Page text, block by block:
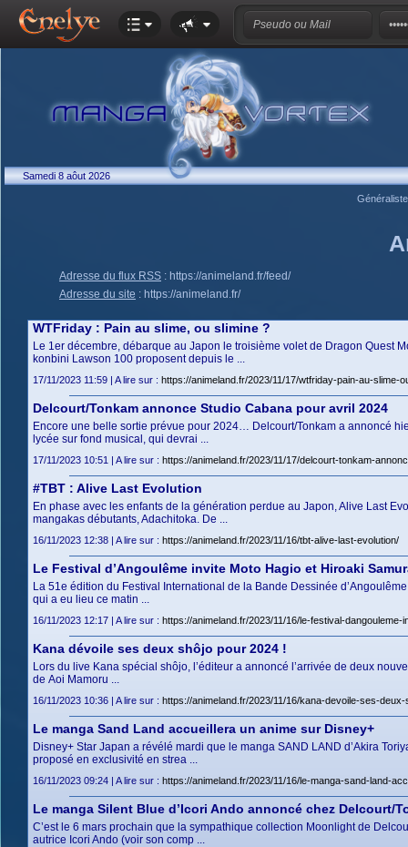
Samedi 8 aôut 2026
Adresse du flux RSS : https://animeland.fr/feed/
Adresse du site : https://animeland.fr/
WTFriday : Pain au slime, ou slimine ?
Le 1er décembre, débarque au Japon le troisième volet de Dragon Quest
konbini Lawson 100 proposent depuis le ...
17/11/2023 11:59 | A lire sur : https://animeland.fr/2023/11/17/wtfriday-pain-au-slime-
Delcourt/Tonkam annonce Studio Cabana pour avril 2024
Encore une belle sortie prévue pour 2024… Delcourt/Tonkam a annoncé
lycée sur fond musical, qui devrai ...
17/11/2023 10:51 | A lire sur : https://animeland.fr/2023/11/17/delcourt-tonkam-
#TBT : Alive Last Evolution
En phase avec les enfants de la génération perdue au Japon, Alive Last
mangakas débutants, Adachitoka. De ...
16/11/2023 12:38 | A lire sur : https://animeland.fr/2023/11/16/tbt-alive-last-evolution/
Le Festival d’Angoulême invite Moto Hagio et Hiroaki
La 51e édition du Festival International de la Bande Dessinée
qui a eu lieu ce matin ...
16/11/2023 12:17 | A lire sur : https://animeland.fr/2023/11/16/le-festival-
Kana dévoile ses deux shôjo pour 2024 !
Lors du live Kana spécial shôjo, l’éditeur a annoncé l’arrivée de deux
de Aoi Mamoru ...
16/11/2023 10:36 | A lire sur : https://animeland.fr/2023/11/16/kana-devoile-ses-
Le manga Sand Land accueillera un anime sur Disney+
Disney+ Star Japan a révélé mardi que le manga SAND LAND d’Akira
proposé en exclusivité en strea ...
16/11/2023 09:24 | A lire sur : https://animeland.fr/2023/11/16/le-manga-sand-land-
Le manga Silent Blue d’Icori Ando annoncé chez Delcourt/
C’est le 6 mars prochain que la sympathique collection Moonlight de
autrice Icori Ando (voir son comp ...